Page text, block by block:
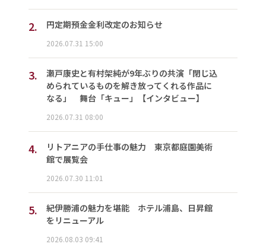
2. 円定期預金金利改定のお知らせ
2026.07.31 15:00
3.
瀬戸康史と有村架純が9年ぶりの共演「閉じ込
められているものを解き放ってくれる作品に
なる」 舞台「キュー」【インタビュー】
2026.07.31 08:00
4.
リトアニアの手仕事の魅力 東京都庭園美術
館で展覧会
2026.07.30 11:01
5.
紀伊勝浦の魅力を堪能 ホテル浦島、日昇館
をリニューアル
2026.08.03 09:41